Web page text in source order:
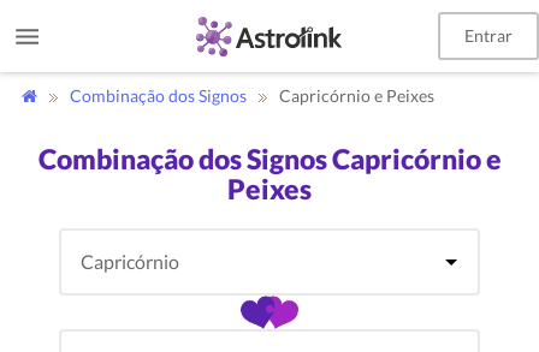
Entrar
Combinação dos Signos Capricórnio e Peixes
Combinação dos Signos Capricórnio e
Peixes